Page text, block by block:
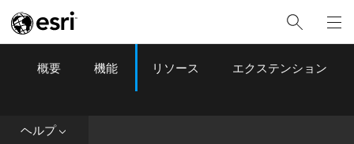
ArcGIS Pro Menu
概要 機能 リソース エクステンション
ヘルプ は